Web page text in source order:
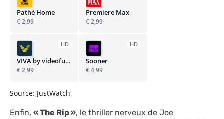
Pathé Home
€ 2,99
Premiere Max
€ 2,99
HD
VIVA by videofutur
€ 2,99
HD
Sooner
€ 4,99
Source: JustWatch
Enfin, « The Rip », le thriller nerveux de Joe